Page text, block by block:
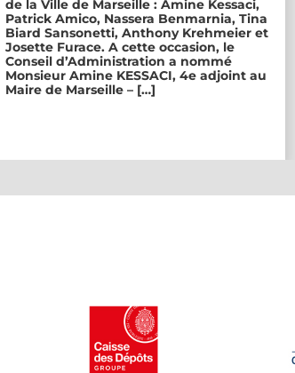
de la Ville de Marseille : Amine Kessaci,
Patrick Amico, Nassera Benmarnia, Tina
Biard Sansonetti, Anthony Krehmeier et
Josette Furace. A cette occasion, le
Conseil d’Administration a nommé
Monsieur Amine KESSACI, 4e adjoint au
Maire de Marseille – […]